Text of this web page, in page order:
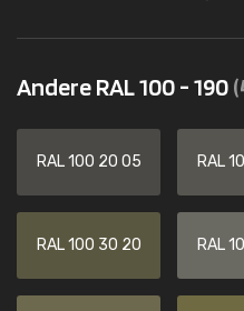
Andere RAL 100 - 190
RAL 100 20 05 RAL
RAL 100 30 20 RAL